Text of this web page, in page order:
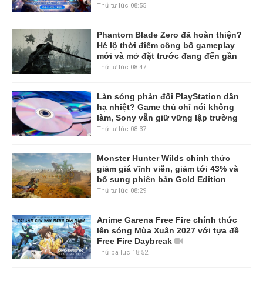
Thứ tư lúc 08:55
Phantom Blade Zero đã hoàn thiện?
Hé lộ thời điểm công bố gameplay
mới và mở đặt trước đang đến gần
Thứ tư lúc 08:47
Làn sóng phản đối PlayStation dần
hạ nhiệt? Game thủ chỉ nói không
làm, Sony vẫn giữ vững lập trường
Thứ tư lúc 08:37
Monster Hunter Wilds chính thức
giảm giá vĩnh viễn, giảm tới 43% và
bổ sung phiên bản Gold Edition
Thứ tư lúc 08:29
Anime Garena Free Fire chính thức
lên sóng Mùa Xuân 2027 với tựa đề
Free Fire Daybreak
Thứ ba lúc 18:52